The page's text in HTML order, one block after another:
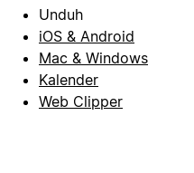
Unduh
iOS & Android
Mac & Windows
Kalender
Web Clipper